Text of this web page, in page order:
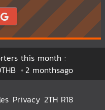
this month :
2 monthsago
Privacy 2TH R18